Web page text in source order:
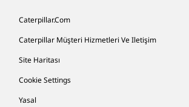
Caterpillar.com
Caterpillar Müşteri Hizmetleri Ve Iletişim
Site Haritası
Cookie Settings
Yasal